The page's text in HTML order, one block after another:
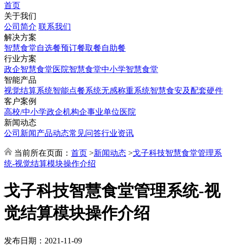
首页
关于我们
公司简介 联系我们
解决方案
智慧食堂自选餐预订餐取餐自助餐
行业方案
政企智慧食堂医院智慧食堂中小学智慧食堂
智能产品
视觉结算系统智能点餐系统无感称重系统智慧食安及配套硬件
客户案例
高校/中小学政企机构企事业单位医院
新闻动态
公司新闻产品动态常见问答行业资讯
当前所在页面： 首页 >新闻动态 >戈子科技智慧食堂管理系
统-视觉结算模块操作介绍
戈子科技智慧食堂管理系统-视
觉结算模块操作介绍
发布日期：2021-11-09